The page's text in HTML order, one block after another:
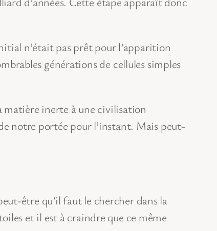
n’était pas prêt pour l’apparition
générations de cellules simples
matière inerte à une civilisation
notre portée pour l’instant. Mais peut-
être qu’il faut le chercher dans la
et il est à craindre que ce même